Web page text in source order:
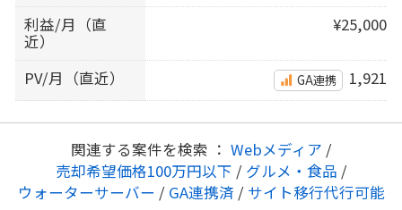
利益/月（直
近）
¥25,000
PV/月（直近） GA連携 1,921
関連する案件を検索 ： Webメディア /
売却希望価格100万円以下 / グルメ・食品 /
ウォーターサーバー / GA連携済 / サイト移行代行可能